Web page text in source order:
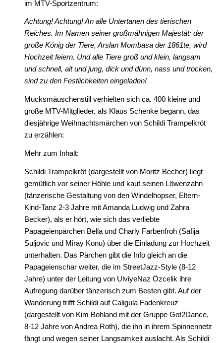
im MTV-Sportzentrum:
Achtung! Achtung! An alle Untertanen des tierischen
Reiches. Im Namen seiner großmähnigen Majestät: der
große König der Tiere, Arslan Mombasa der 1861te, wird
Hochzeit feiern. Und alle Tiere groß und klein, langsam
und schnell, alt und jung, dick und dünn, nass und trocken,
sind zu den Festlichkeiten eingeladen!
Mucksmäuschenstill verhielten sich ca. 400 kleine und
große MTV-Mitglieder, als Klaus Schenke begann, das
diesjährige Weihnachtsmärchen von Schildi Trampelkröt
zu erzählen:
Mehr zum Inhalt:
Schildi Trampelkröt (dargestellt von Moritz Becher) liegt
gemütlich vor seiner Höhle und kaut seinen Löwenzahn
(tänzerische Gestaltung von den Windelhopser, Eltern-
Kind-Tanz 2-3 Jahre mit Amanda Ludwig und Zahra
Becker), als er hört, wie sich das verliebte
Papageienpärchen Bella und Charly Farbenfroh (Safija
Suljovic und Miray Konu) über die Einladung zur Hochzeit
unterhalten. Das Pärchen gibt die Info gleich an die
Papageienschar weiter, die im StreetJazz-Style (8-12
Jahre) unter der Leitung von UlviyeNaz Özcelik ihre
Aufregung darüber tänzerisch zum Besten gibt. Auf der
Wanderung trifft Schildi auf Caligula Fadenkreuz
(dargestellt von Kim Bohland mit der Gruppe Got2Dance,
8-12 Jahre von Andrea Roth), die ihn in ihrem Spinnennetz
fängt und wegen seiner Langsamkeit auslacht. Als Schildi